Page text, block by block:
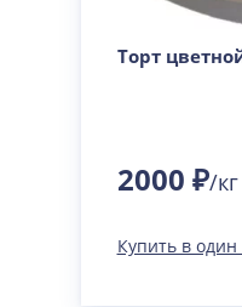
Торт
2000 ₽/кг
Купить в один